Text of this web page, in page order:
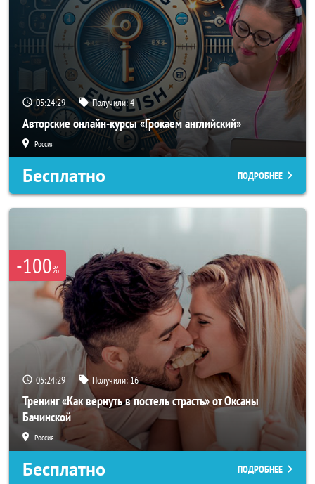
05:24:25 Получили:4
Авторские онлайн-курсы «Грокаем английский»
Россия
Бесплатно ПОДРОБНЕЕ
-100%
05:24:25 Получили: 16
Тренинг «Как вернуть в постель страсть» от Оксаны
Бачинской
Россия
Бесплатно ПОДРОБНЕЕ